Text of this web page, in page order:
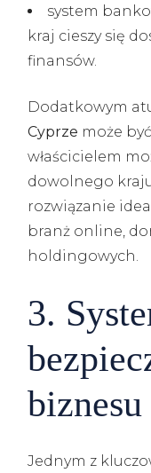
system
kraj cieszy się
finansów.
Dodatkowym
Cyprze może
właścicielem
dowolnego
rozwiązanie
branż online,
holdingowych.
3.
Jednym z